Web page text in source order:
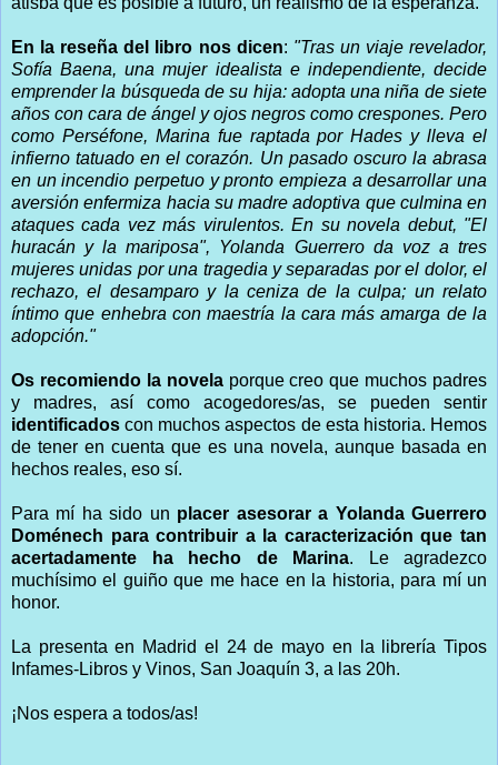
En la reseña del libro nos dicen: "Tras un viaje revelador,
Sofía Baena, una mujer idealista e independiente, decide
emprender la búsqueda de su hija: adopta una niña de siete
años con cara de ángel y ojos negros como crespones. Pero
como Perséfone, Marina fue raptada por Hades y lleva el
infierno tatuado en el corazón. Un pasado oscuro la abrasa
en un incendio perpetuo y pronto empieza a desarrollar una
aversión enfermiza hacia su madre adoptiva que culmina en
ataques cada vez más virulentos. En su novela debut, "El
huracán y la mariposa", Yolanda Guerrero da voz a tres
mujeres unidas por una tragedia y separadas por el dolor, el
rechazo, el desamparo y la ceniza de la culpa; un relato
íntimo que enhebra con maestría la cara más amarga de la
adopción."
Os recomiendo la novela porque creo que muchos padres
y madres, así como acogedores/as, se pueden sentir
identificados con muchos aspectos de esta historia. Hemos
de tener en cuenta que es una novela, aunque basada en
hechos reales, eso sí.
Para mí ha sido un placer asesorar a Yolanda Guerrero
Doménech para contribuir a la caracterización que tan
acertadamente ha hecho de Marina. Le agradezco
muchísimo el guiño que me hace en la historia, para mí un
honor.
La presenta en Madrid el 24 de mayo en la librería Tipos
Infames-Libros y Vinos, San Joaquín 3, a las 20h.
¡Nos espera a todos/as!